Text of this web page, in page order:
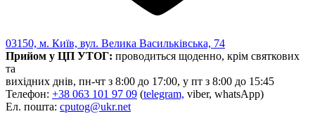
03150, м. Київ, вул. Велика Васильківська, 74
Прийом у ЦП УТОГ: проводиться щоденно, крім святкових
та
вихідних днів, пн-чт з 8:00 до 17:00, у пт з 8:00 до 15:45
Телефон: +38 063 101 97 09 (telegram, viber, whatsApp)
Ел. пошта: cputog@ukr.net